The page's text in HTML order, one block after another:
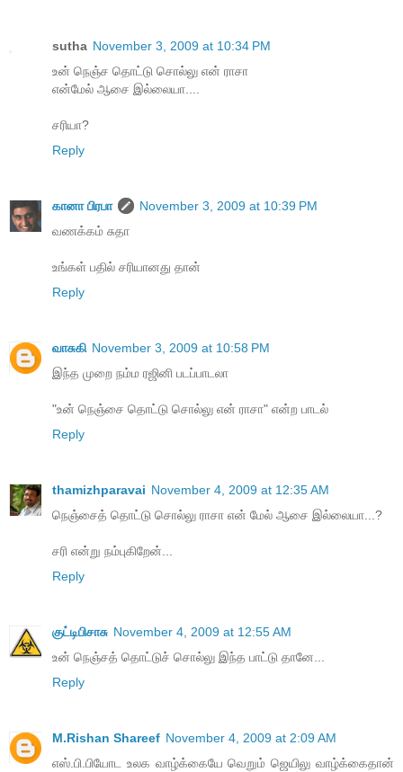
sutha November 3, 2009 at 10:34 PM
உன் நெஞ்ச தொட்டு சொல்லு என் ராசா
என்மேல் ஆசை இல்லையா....
சரியா?
Reply
கானா பிரபா
November 3, 2009 at 10:39 PM
வணக்கம் சுதா
உங்கள் பதில் சரியானது தான்
Reply
வாசுகி November 3, 2009 at 10:58 PM
இந்த முறை நம்ம ரஜினி படப்பாடலா
"உன் நெஞ்சை தொட்டு சொல்லு என் ராசா" என்ற பாடல்
Reply
thamizhparavai November 4, 2009 at 12:35 AM
நெஞ்சைத் தொட்டு சொல்லு ராசா என் மேல் ஆசை இல்லையா...?
சரி என்று நம்புகிறேன்...
Reply
குட்டிபிசாசு November 4, 2009 at 12:55 AM
உன் நெஞ்சத் தொட்டுச் சொல்லு இந்த பாட்டு தானே...
Reply
M.Rishan Shareef November 4, 2009 at 2:09 AM
எஸ்.பி.பியோட உலக வாழ்க்கையே வெறும் ஜெயிலு வாழ்க்கைதான்